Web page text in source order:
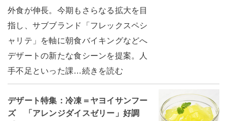
外食が伸長。今期もさらなる拡大を目
指し、サブブランド「フレックスペシ
ャリテ」を軸に朝食バイキングなどへ
デザートの新たな食シーンを提案。人
手不足といった課…続きを読む
デザート特集：冷凍＝ヤヨイサンフー
ズ 「アレンジダイスゼリー」好調